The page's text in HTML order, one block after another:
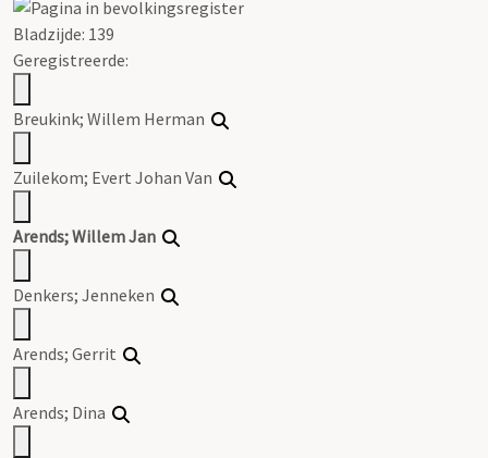
Bladzijde: 139
Geregistreerde:
Breukink; Willem Herman
Zuilekom; Evert Johan Van
Arends; Willem Jan
Denkers; Jenneken
Arends; Gerrit
Arends; Dina